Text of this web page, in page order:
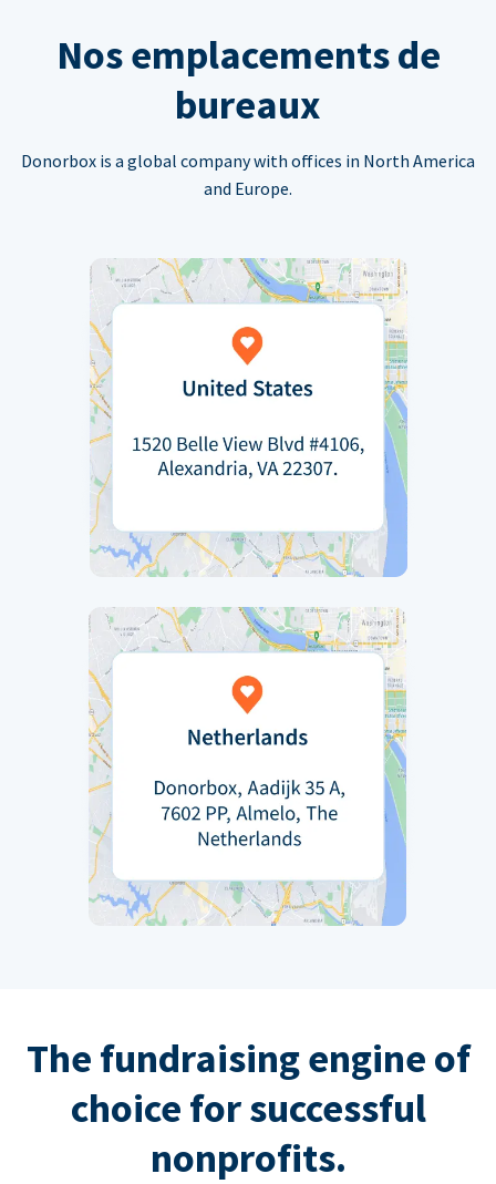
Nos emplacements de
bureaux
Donorbox is a global company with offices in North America
and Europe.
The fundraising engine of
choice for successful
nonprofits.